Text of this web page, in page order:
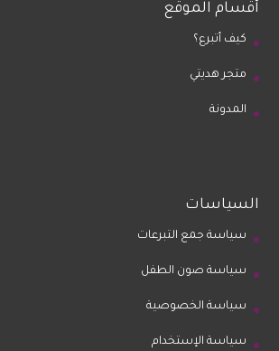
أقسام الموقع
كيف أتبرع؟
متجر هديتي
المدونة
السياسات
سياسة جمع التبرعات
سياسة صون الطفل
سياسة الخصوصية
سياسة الإستخدام